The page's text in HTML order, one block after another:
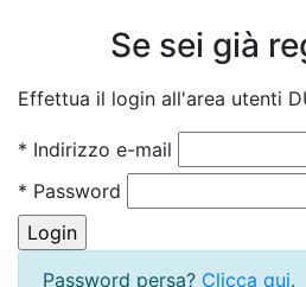
Se sei già
Effettua il login all'area utenti
* Indirizzo e-mail
* Password
Password persa? Clicca qui.